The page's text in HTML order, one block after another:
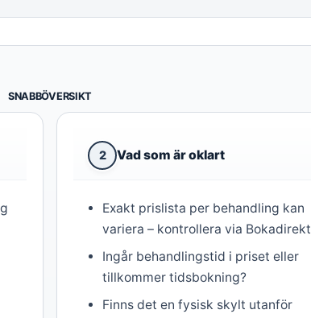
SNABBÖVERSIKT
2 Vad som är oklart
Exakt prislista per behandling kan
variera – kontrollera via Bokadirekt
Ingår behandlingstid i priset eller
tillkommer tidsbokning?
Finns det en fysisk skylt utanför